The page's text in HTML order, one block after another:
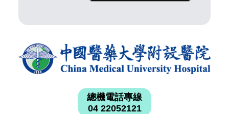
總機電話專線
04 22052121